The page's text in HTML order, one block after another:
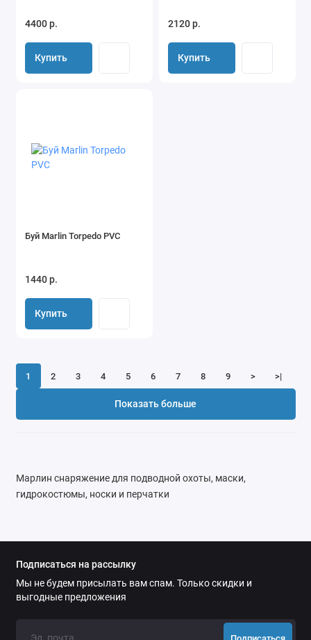
4400 р.
Купить
2120 р.
Купить
Буй Marlin Torpedo PVC
1440 р.
Купить
1 2 3 4 5 6 7 8 9 > >|
Показать больше
Марлин снаряжение для подводной охоты, маски,
гидрокостюмы, носки и перчатки
Подписаться на рассылку
Мы не будем присылать вам спам. Только скидки и
выгодные предложения